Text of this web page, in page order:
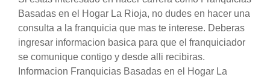
Basadas en el Hogar La Rioja, no dudes en hacer una
consulta a la franquicia que mas te interese. Deberas
ingresar informacion basica para que el franquiciador
se comunique contigo y desde alli recibiras.
Informacion Franquicias Basadas en el Hogar La